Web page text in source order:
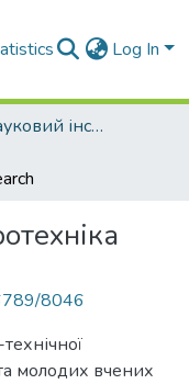
Log In
Навчально-науковий інститут автоматики та електротехніки (ННІАЕ)
8046
молодих вчених